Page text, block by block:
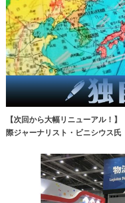
【次回から大幅リニューアル！
際ジャーナリスト・ビニシウス氏